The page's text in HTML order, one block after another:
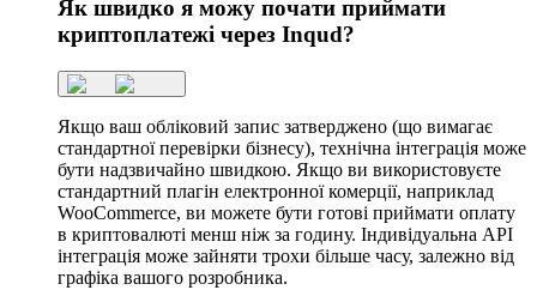
Як швидко я можу почати приймати
криптоплатежі через Inqud?
Якщо ваш обліковий запис затверджено (що вимагає
стандартної перевірки бізнесу), технічна інтеграція може
бути надзвичайно швидкою. Якщо ви використовуєте
стандартний плагін електронної комерції, наприклад
WooCommerce, ви можете бути готові приймати оплату
в криптовалюті менш ніж за годину. Індивідуальна API
інтеграція може зайняти трохи більше часу, залежно від
графіка вашого розробника.